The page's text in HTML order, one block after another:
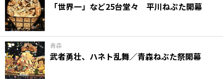
「世界一」など25台堂々 平川ねぷた開幕
青森
武者勇壮、ハネト乱舞／青森ねぶた祭開幕